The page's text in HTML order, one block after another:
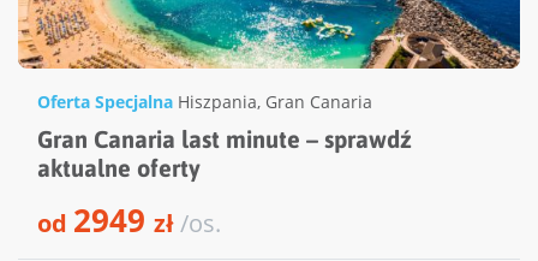
Oferta Specjalna Hiszpania, Gran Canaria
Gran Canaria last minute – sprawdź
aktualne oferty
od 2949 zł/os.